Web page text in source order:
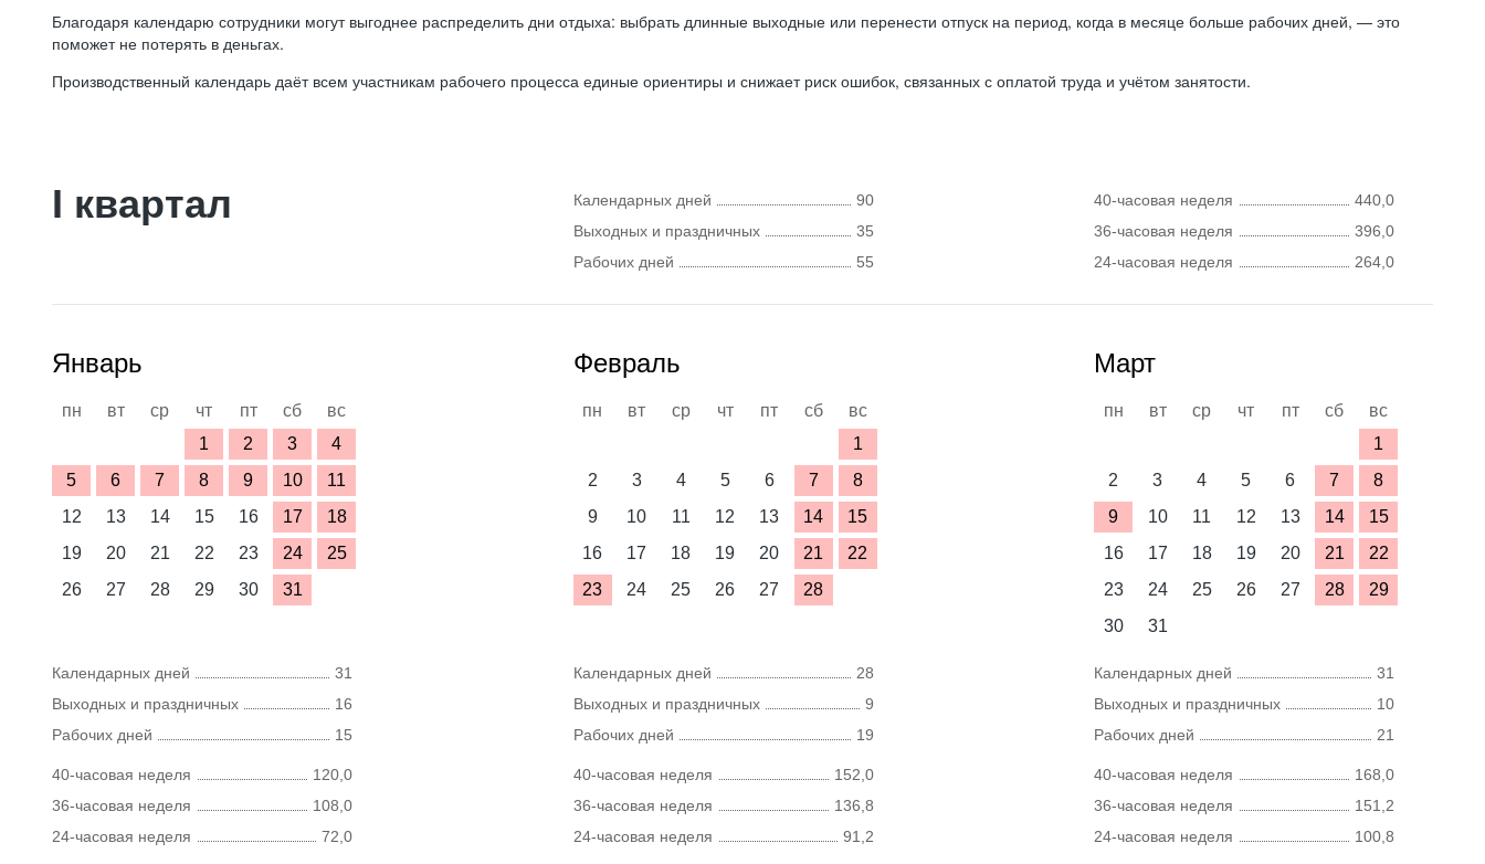
Благодаря календарю сотрудники могут выгоднее распределить дни отдыха: выбрать длинные выходные или перенести отпуск на период, когда в месяце больше рабочих дней, — это
поможет не потерять в деньгах.
Производственный календарь даёт всем участникам рабочего процесса единые ориентиры и снижает риск ошибок, связанных с оплатой труда и учётом занятости.
I квартал Календарных дней
90
Выходных и праздничных
35
Рабочих дней
55
40-часовая неделя
440,0
36-часовая неделя
396,0
24-часовая неделя
264,0
Январь
пн вт ср чт пт сб
вс
1
2 3
4
5
6 7 8 9 10
11
12
13 14 15 16 17
18
19
20 21 22 23 24
25
26
27 28 29 30 31
Календарных дней
31
Выходных и праздничных
16
Рабочих дней
15
40-часовая неделя
120,0
36-часовая неделя
108,0
24-часовая неделя
72,0
Февраль
пн вт ср чт пт сб
вс
1
2
3 4 5 6 7
8
9
10 11 12 13 14
15
16
17 18 19 20 21
22
23
24 25 26 27 28
Календарных дней
28
Выходных и праздничных
9
Рабочих дней
19
40-часовая неделя
152,0
36-часовая неделя
136,8
24-часовая неделя
91,2
Март
пн вт ср чт пт сб
вс
1
2
3 4 5 6 7
8
9
10 11 12 13 14
15
16
17 18 19 20 21
22
23
24 25 26 27 28
29
30
31
Календарных дней
31
Выходных и праздничных
10
Рабочих дней
21
40-часовая неделя
168,0
36-часовая неделя
151,2
24-часовая неделя
100,8